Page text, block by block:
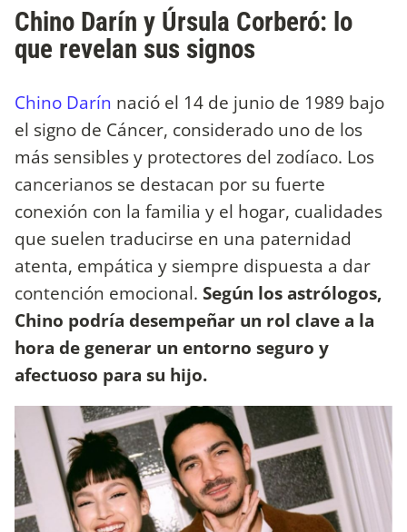
Chino Darín y Úrsula Corberó: lo
que revelan sus signos
Chino Darín nació el 14 de junio de 1989 bajo
el signo de Cáncer, considerado uno de los
más sensibles y protectores del zodíaco. Los
cancerianos se destacan por su fuerte
conexión con la familia y el hogar, cualidades
que suelen traducirse en una paternidad
atenta, empática y siempre dispuesta a dar
contención emocional. Según los astrólogos,
Chino podría desempeñar un rol clave a la
hora de generar un entorno seguro y
afectuoso para su hijo.